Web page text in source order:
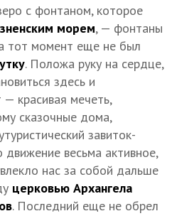
с фонтаном, которое
морем, — фонтаны
тот момент еще не был
. Положа руку на сердце,
здесь и
— красивая мечеть,
сказочные дома,
завиток-
весьма активное,
нас за собой дальше
церковью Архангела
. Последний еще не обрел